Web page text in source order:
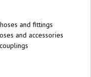
and fittings
and accessories